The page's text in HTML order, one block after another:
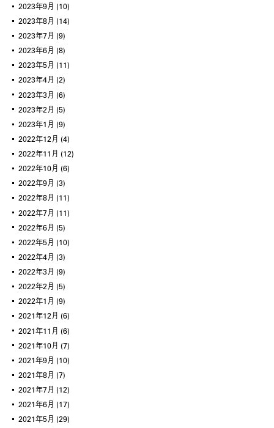
2023年9月 (10)
2023年8月 (14)
2023年7月 (9)
2023年6月 (8)
2023年5月 (11)
2023年4月 (2)
2023年3月 (6)
2023年2月 (5)
2023年1月 (9)
2022年12月 (4)
2022年11月 (12)
2022年10月 (6)
2022年9月 (3)
2022年8月 (11)
2022年7月 (11)
2022年6月 (5)
2022年5月 (10)
2022年4月 (3)
2022年3月 (9)
2022年2月 (5)
2022年1月 (9)
2021年12月 (6)
2021年11月 (6)
2021年10月 (7)
2021年9月 (10)
2021年8月 (7)
2021年7月 (12)
2021年6月 (17)
2021年5月 (29)